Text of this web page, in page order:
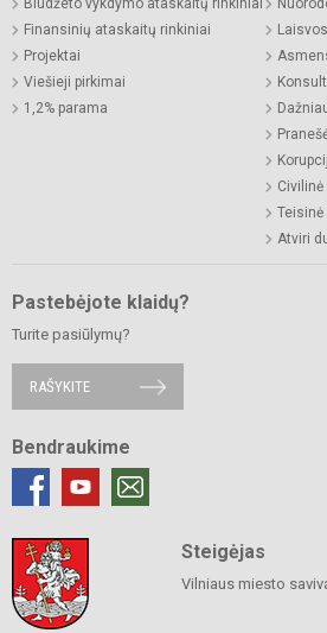
Biudžeto vykdymo ataskaitų rinkiniai
Finansinių ataskaitų rinkiniai
Projektai
Viešieji pirkimai
1,2% parama
Atviri
Pastebėjote klaidų?
Turite pasiūlymų?
RAŠYKITE
Bendraukime
Steigėjas
Vilniaus miesto